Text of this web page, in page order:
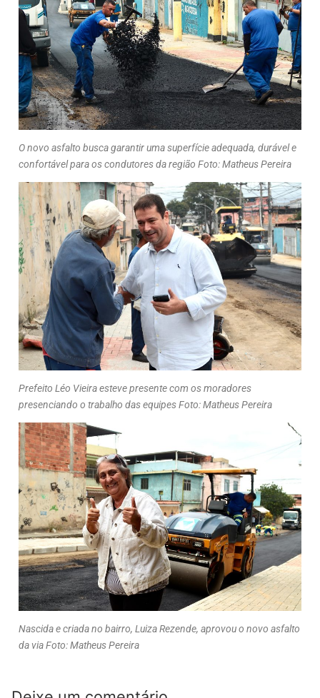
O novo asfalto busca garantir uma superfície adequada, durável e
confortável para os condutores da região Foto: Matheus Pereira
Prefeito Léo Vieira esteve presente com os moradores
presenciando o trabalho das equipes Foto: Matheus Pereira
Nascida e criada no bairro, Luiza Rezende, aprovou o novo asfalto
da via Foto: Matheus Pereira